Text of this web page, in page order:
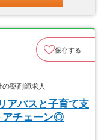
保存する
薬剤師求人
アパスと子育て支
アチェーン◎